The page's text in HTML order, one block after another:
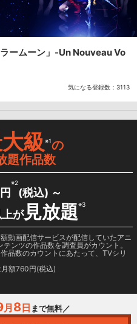
ームーン」-Un Nouveau Vo
気になる登録数： 3113
級※1の
題作品数
円
※2
(税込) ～
が見放題※3
動画配信サービスが配信していたアニ
ンツの作品数を調査員がカウント。
品数のカウントにあたって、TVシリ
額760円(税込)
月 8日 まで無料／